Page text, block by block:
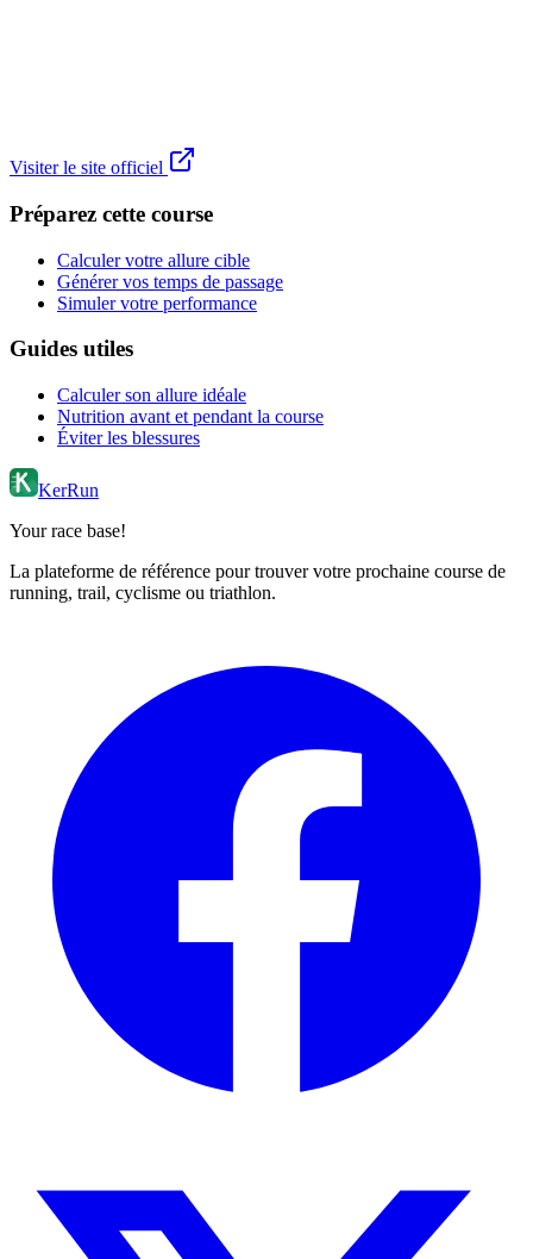
Visiter le site officiel
Préparez cette course
Calculer votre allure cible
Générer vos temps de passage
Simuler votre performance
Guides utiles
Calculer son allure idéale
Nutrition avant et pendant la course
Éviter les blessures
KerRun
Your race base!
La plateforme de référence pour trouver votre prochaine course de
running, trail, cyclisme ou triathlon.